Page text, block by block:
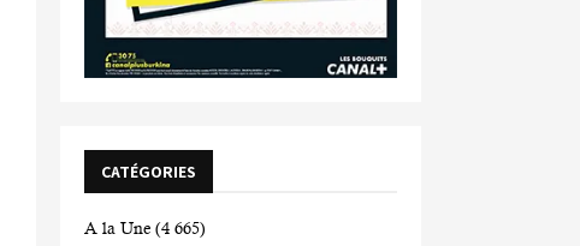
CATÉGORIES
A la Une (4 665)